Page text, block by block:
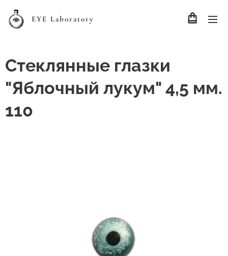
EYE Laboratory
Стеклянные глазки
"Яблочный лукум" 4,5 мм.
110